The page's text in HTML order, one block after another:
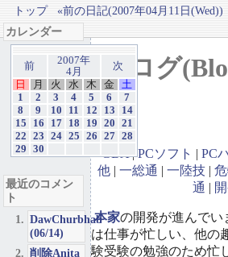
トップ «前の日記(2007年04月11日(Wed))
ブログ
GBA|PCソフト | PC
他 | 一総通 | 一陸技 |
通 |
本家の開発が進んでい
は仕事が忙しい、他の
験受験の勉強のため忙
カレンダー
前
2007年
4月
次
日
月 火 水 木 金
土
1
2 3 4 5 6
7
8
9 10 11 12 13
14
15
16 17 18 19 20
21
22
23 24 25 26 27 28
29
30
最近のコメン
ト
DawChurbhab
(06/14)
削除Anita